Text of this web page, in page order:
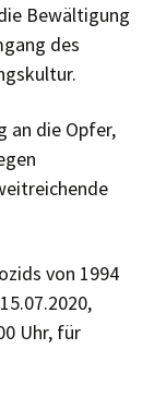
Bewältigung
des
an die Opfer,
von 1994
Uhr, für